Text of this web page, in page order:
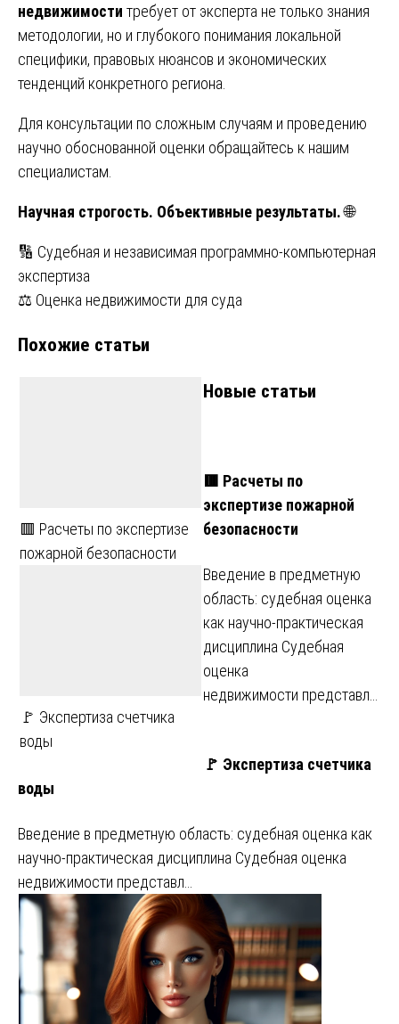
недвижимости требует от эксперта не только знания
методологии, но и глубокого понимания локальной
специфики, правовых нюансов и экономических
тенденций конкретного региона.
Для консультации по сложным случаям и проведению
научно обоснованной оценки обращайтесь к нашим
специалистам.
Научная строгость. Объективные результаты.🌐
Навигация
по
🔢 Судебная и независимая программно-компьютерная
экспертиза
⚖️ Оценка недвижимости для суда
Похожие статьи
🟥 Расчеты по экспертизе
пожарной безопасности
🚩 Экспертиза счетчика
воды
Новые статьи
🟥 Расчеты по
экспертизе пожарной
безопасности
Введение в предметную
область: судебная оценка
как научно-практическая
дисциплина Судебная
оценка
недвижимости представл…
🚩 Экспертиза счетчика
воды
Введение в предметную область: судебная оценка как
научно-практическая дисциплина Судебная оценка
недвижимости представл…